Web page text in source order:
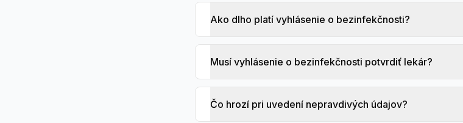
Ako dlho platí vyhlásenie o bezinfekčnosti?
Musí vyhlásenie o bezinfekčnosti potvrdiť lekár?
Čo hrozí pri uvedení nepravdivých údajov?